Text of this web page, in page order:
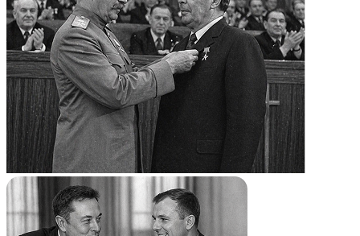
— сайтстопкоронавирус.рф;
— информация о коронавирусе на сайте
Роспотребнадзораздесь;
— ответы Роспотребнадзора на самые популярные
вопросы о коронавирусездесь
— подробный раздел на сайте Минздрава здесь
— телефон скорой помощи: 03, 103 (для звонка с
мобильного телефона);